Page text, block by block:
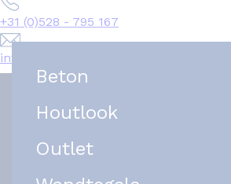
+31 (0)528 - 795 167
info@het-tegelplein.nl
Beton
Houtlook
Outlet